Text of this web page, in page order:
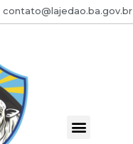
contato@lajedao.ba.gov.br